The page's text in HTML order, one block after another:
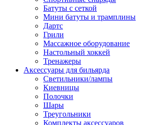
Батуты с сеткой
Мини батуты и трамплины
Дартс
Грили
Массажное оборудование
Настольный хоккей
Тренажеры
Аксессуары для бильярда
Светильники/лампы
Киевницы
Полочки
Шары
Треугольники
Комплекты аксессуаров